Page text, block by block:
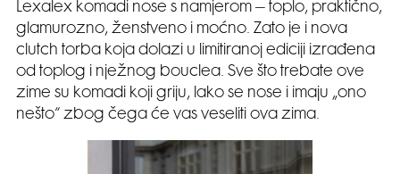
Lexalex komadi nose s namjerom – toplo, praktično,
glamurozno, ženstveno i moćno. Zato je i nova
clutch torba koja dolazi u limitiranoj ediciji izrađena
od toplog i nježnog bouclea. Sve što trebate ove
zime su komadi koji griju, lako se nose i imaju „ono
nešto“ zbog čega će vas veseliti ova zima.